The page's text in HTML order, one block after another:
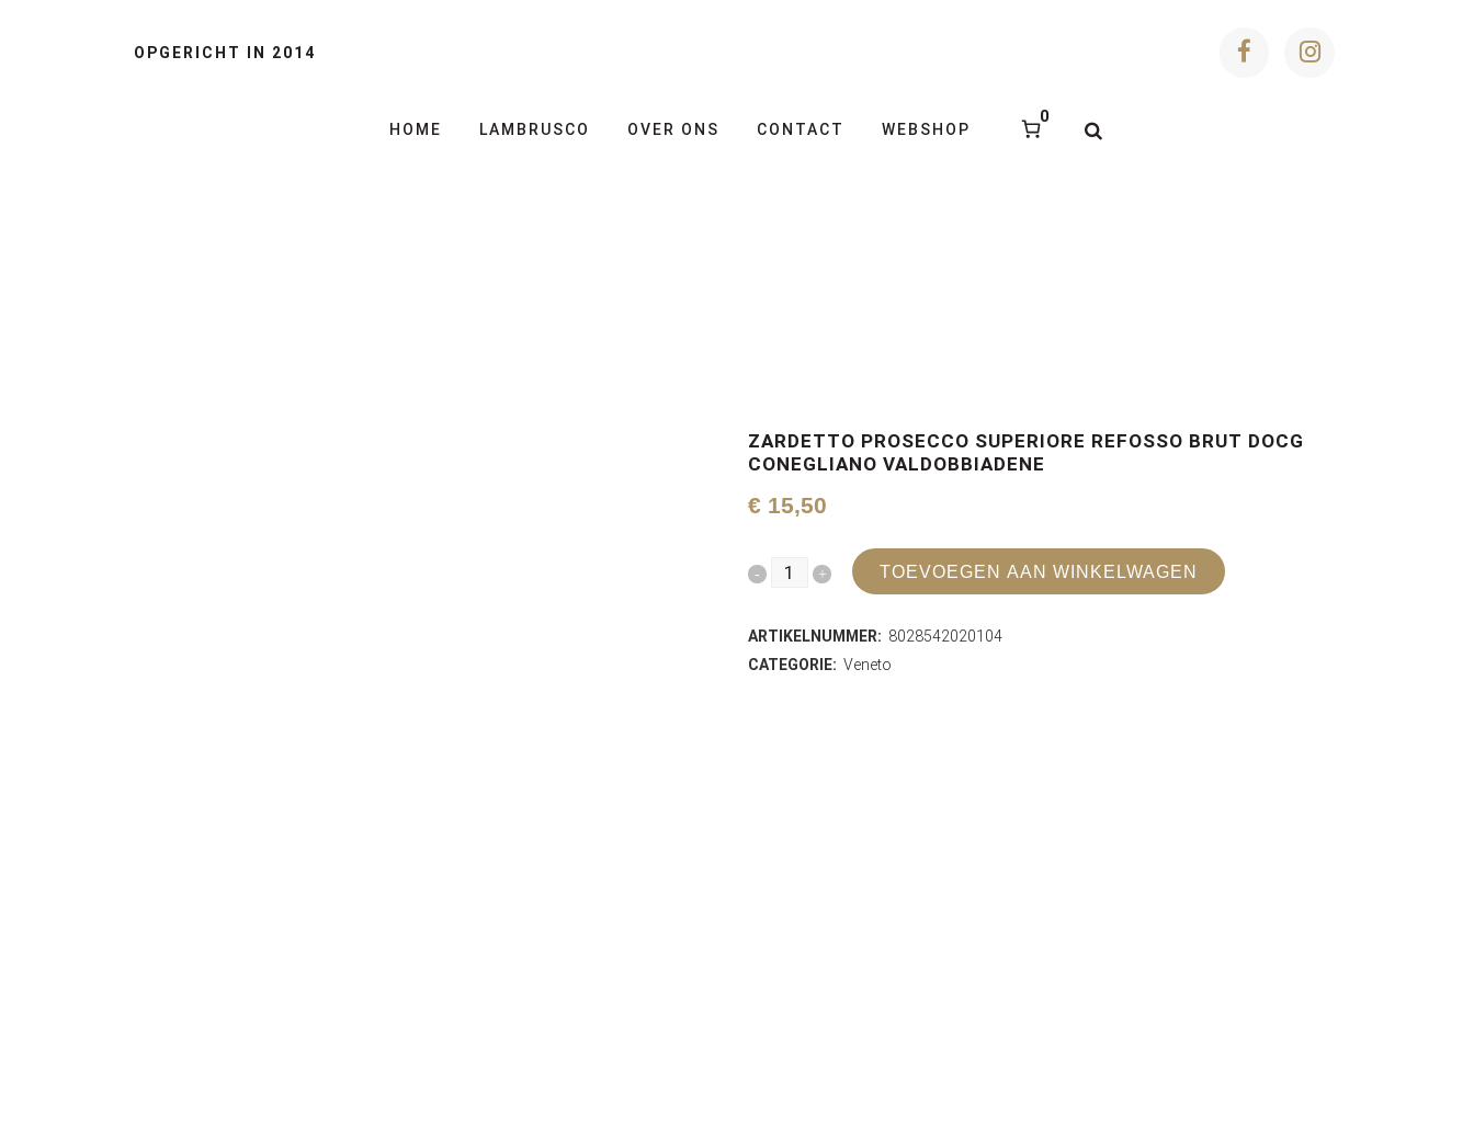
OPGERICHT IN 2014
HOME LAMBRUSCO OVER ONS CONTACT WEBSHOP
0
ZARDETTO PROSECCO SUPERIORE REFOSSO BRUT DOCG
CONEGLIANO VALDOBBIADENE
€ 15,50
Zardetto
Superiore
TOEVOEGEN AAN WINKELWAGEN
ARTIKELNUMMER: 8028542020104
CATEGORIE: Veneto